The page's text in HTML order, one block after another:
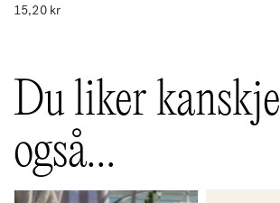
15,20 kr
Du liker kanskje
også…